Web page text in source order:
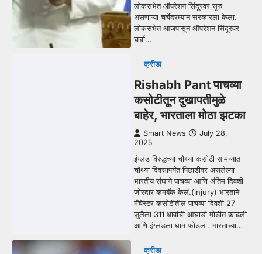
लोकसभेत ऑपरेशन सिंदूरवर सुरु
असणाऱ्या चर्चेदरम्यान सरकारला केला.
लोकसभेत आजपासून ऑपरेशन सिंदूरवर
चर्चा…
क्रीडा
Rishabh Pant पाचव्या
कसोटीतून दुखापतीमुळे
बाहेर, भारताला मोठा झटका
Smart News
July 28,
2025
इंग्लंड विरुद्धच्या चौथ्या कसोटी सामन्यात
चौथ्या दिवसापर्यंत पिछाडीवर असलेल्या
भारतीय संघाने पाचव्या आणि अंतिम दिवशी
जोरदार कमबॅक केलं.(injury) भारताने
मँचेस्टर कसोटीतील पाचव्या दिवशी 27
जुलैला 311 धावांची आघाडी मोडीत काढली
आणि इंग्लंडला घाम फोडला. भारताच्या…
क्रीडा